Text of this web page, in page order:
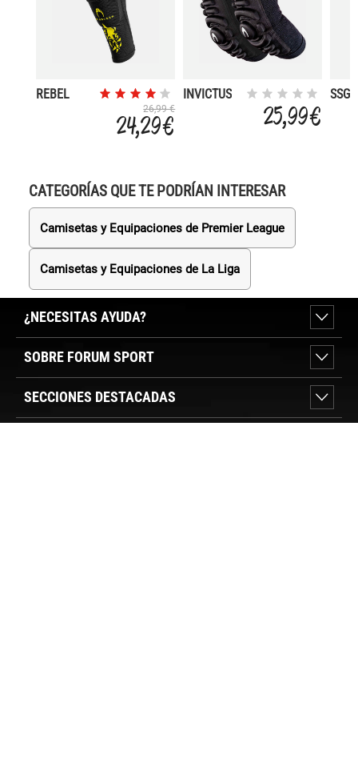
REBEL
26,99 €
24,29 €
INVICTUS
25,99 €
SSG
CATEGORÍAS QUE TE PODRÍAN INTERESAR
Camisetas y Equipaciones de Premier League
Camisetas y Equipaciones de La Liga
¿NECESITAS AYUDA?
SOBRE FORUM SPORT
SECCIONES DESTACADAS